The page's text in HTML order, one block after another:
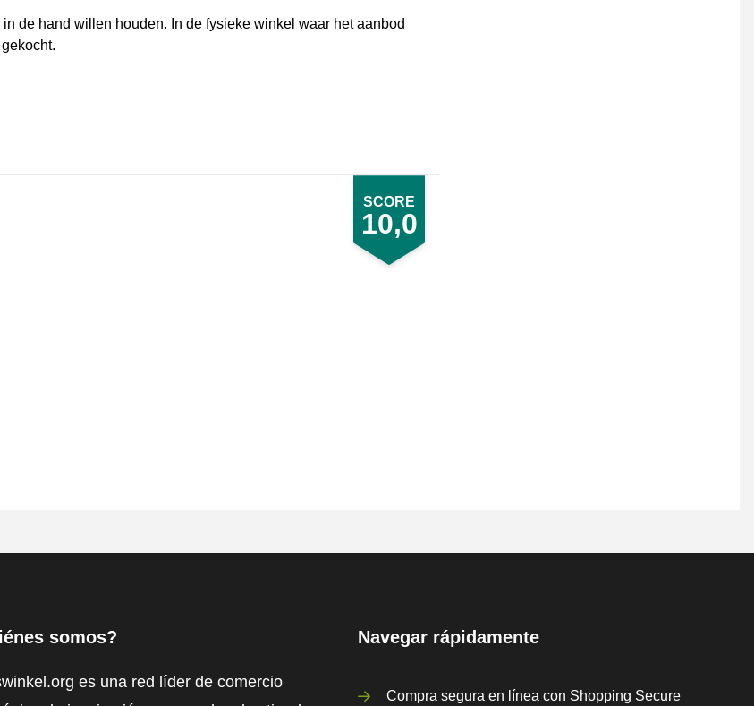
de hand willen houden. In de fysieke winkel waar het aanbod
SCORE
10,0
somos?
es una red líder de comercio
Navegar rápidamente
Compra segura en línea con Shopping Secure